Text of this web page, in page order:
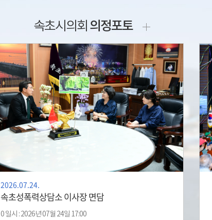
속초시의회 의정포토
2026.07.24.
속초성폭력상담소 이사장 면담
0 일시 : 2026년 07월 24일 17:00